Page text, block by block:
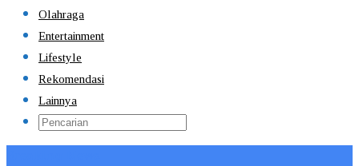
Olahraga
Entertainment
Lifestyle
Rekomendasi
Lainnya